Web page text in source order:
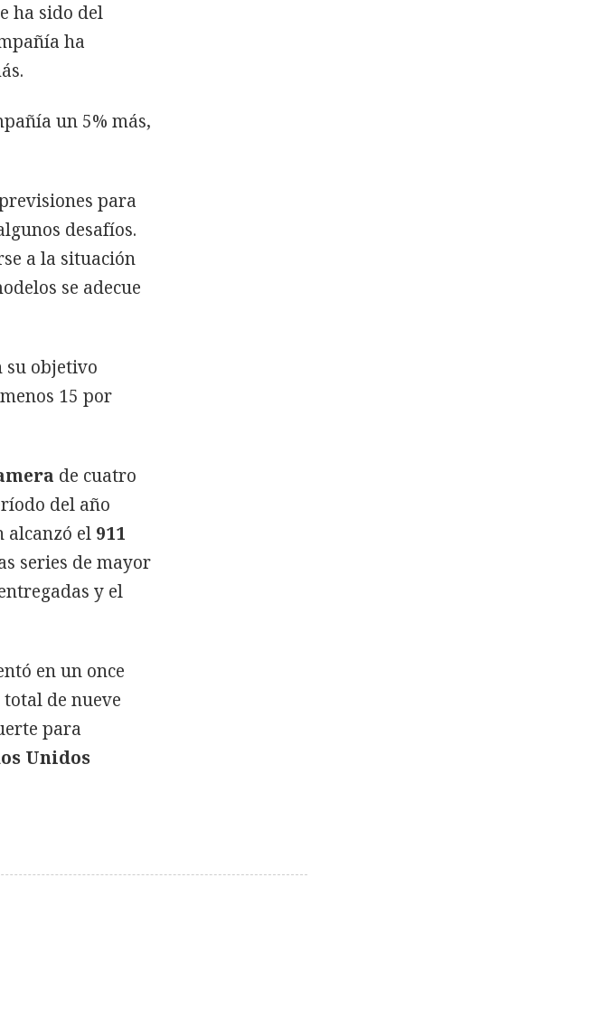
ha sido del
ha
un 5% más,
para
desafíos.
a la situación
se adecue
su objetivo
15 por
de cuatro
del año
alcanzó el 911
series de mayor
y el
en un once
total de nueve
para
Unidos